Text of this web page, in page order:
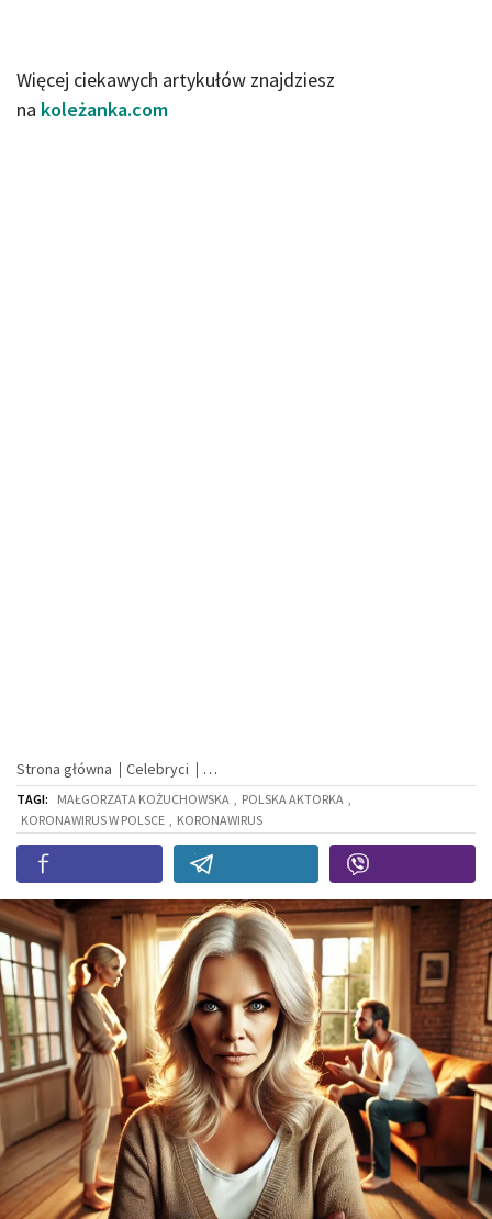
Więcej ciekawych artykułów znajdziesz
na koleżanka.com
Strona główna Celebryci
TAGI: MAŁGORZATA KOŻUCHOWSKA POLSKA AKTORKA
KORONAWIRUS W POLSCE
KORONAWIRUS